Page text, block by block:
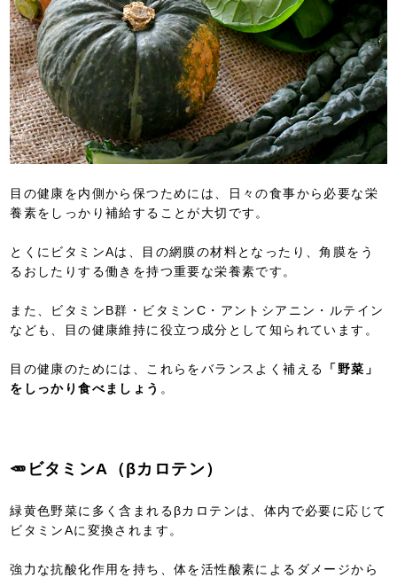
目の健康を内側から保つためには、日々の食事から必要な栄
養素をしっかり補給することが大切です。
とくにビタミンAは、目の網膜の材料となったり、角膜をう
るおしたりする働きを持つ重要な栄養素です。
また、ビタミンB群・ビタミンC・アントシアニン・ルテイン
なども、目の健康維持に役立つ成分として知られています。
目の健康のためには、これらをバランスよく補える
「野菜」
をしっかり食べましょう 。
🥕ビタミンA（βカロテン）
緑黄色野菜に多く含まれるβカロテンは、体内で必要に応じて
ビタミンAに変換されます。
強力な抗酸化作用を持ち、体を活性酸素によるダメージから